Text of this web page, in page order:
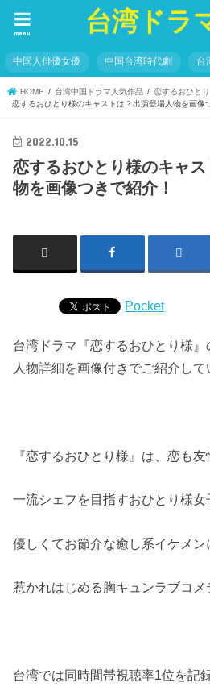
台湾ドラ
menu
中国人俳優女優 中国台湾時代劇 台
HOME 台湾中国ドラマ人気作品
恋するおひとり
恋するおひとり様のキャストは？出演登場人物を画像
2022.10.15
恋するおひとり様のキャ
物を画像つきで紹介！
Pocket
台湾ドラマ『恋するおひとり様
人物詳細を画像付きでご紹介して
『恋するおひとり様』は、恋も
一流シェフを目指すおひとり様女
優しくてお節介な癒し系イケメン
惹かれはじめる胸キュンラブコメ
台湾では同時間帯視聴率1位を記録